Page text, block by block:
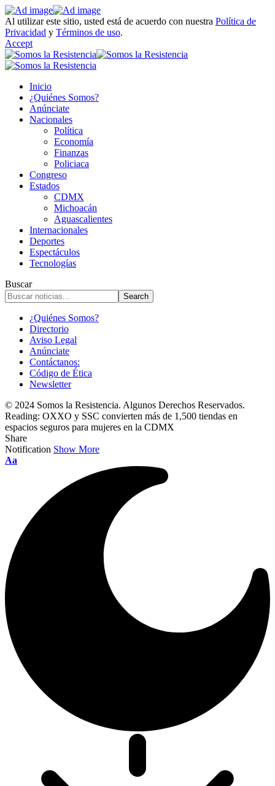
Al utilizar este sitio, usted está de acuerdo con nuestra Política de
Privacidad y Términos de uso.
Accept
Inicio
¿Quiénes Somos?
Anúnciate
Nacionales
Política
Economía
Finanzas
Policiaca
Congreso
Estados
CDMX
Michoacán
Aguascalientes
Internacionales
Deportes
Espectáculos
Tecnologías
Buscar
¿Quiénes Somos?
Directorio
Aviso Legal
Anúnciate
Contáctanos:
Código de Ética
Newsletter
© 2024 Somos la Resistencia. Algunos Derechos Reservados.
Reading: OXXO y SSC convierten más de 1,500 tiendas en
espacios seguros para mujeres en la CDMX
Share
Notification Show More
Font
Aa